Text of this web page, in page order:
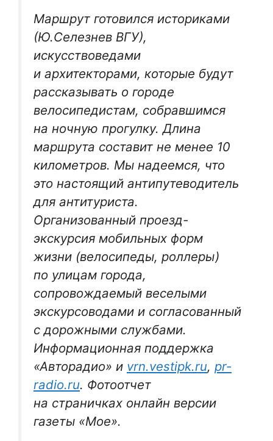
Маршрут готовился историками
(Ю.Селезнев ВГУ),
искусствоведами
и архитекторами, которые будут
рассказывать о городе
велосипедистам, собравшимся
на ночную прогулку. Длина
маршрута составит не менее 10
километров. Мы надеемся, что
это настоящий антипутеводитель
для антитуриста.
Организованный проезд-
экскурсия мобильных форм
жизни (велосипеды, роллеры)
по улицам города,
сопровождаемый веселыми
экскурсоводами и согласованный
с дорожными службами.
Информационная поддержка
«Авторадио» и vrn.vestipk.ru, pr-
radio.ru. Фотоотчет
на страничках онлайн версии
газеты «Мое».